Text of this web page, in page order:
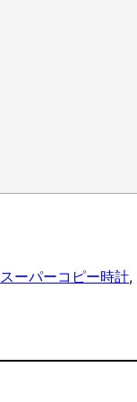
スーパーコピー時計,